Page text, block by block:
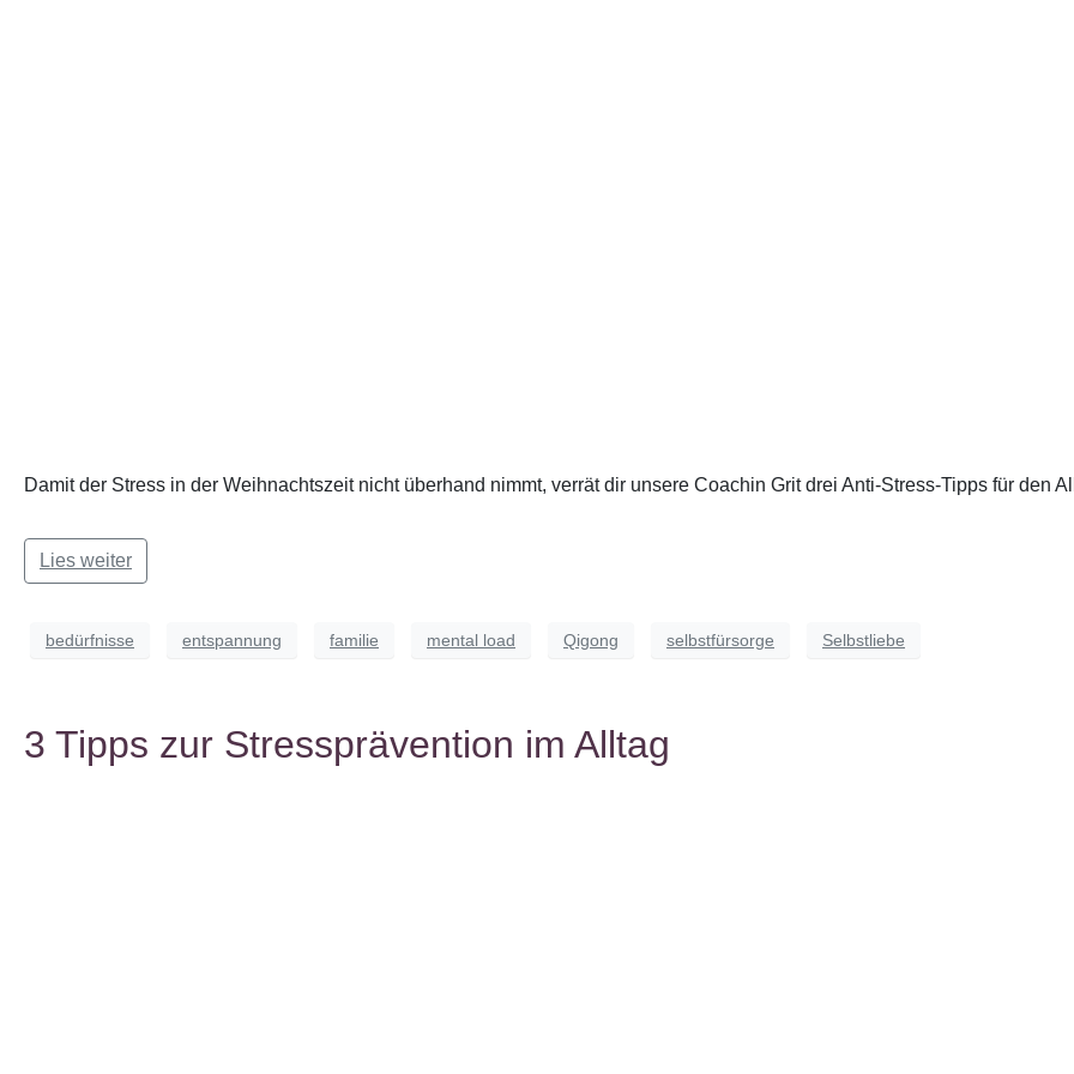
Damit der Stress in der Weihnachtszeit nicht überhand nimmt, verrät dir unsere Coachin Grit drei Anti-Stress-Tipps für den
Lies weiter
bedürfnisse entspannung familie mental load Qigong selbstfürsorge Selbstliebe
3 Tipps zur Stressprävention im Alltag